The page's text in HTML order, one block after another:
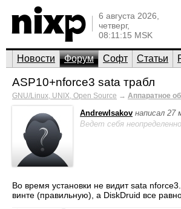
6 августа 2026,
четверг,
08:11:15 MSK
Новости Форум Софт Статьи
ASP10+nforce3 sata трабл
GNU/Linux, UNIX, Open Source → Аппаратное
AndrewIsakov написал 27
Ведет себя
Во время установки не видит sata
винте (правильную), а DiskDruid все